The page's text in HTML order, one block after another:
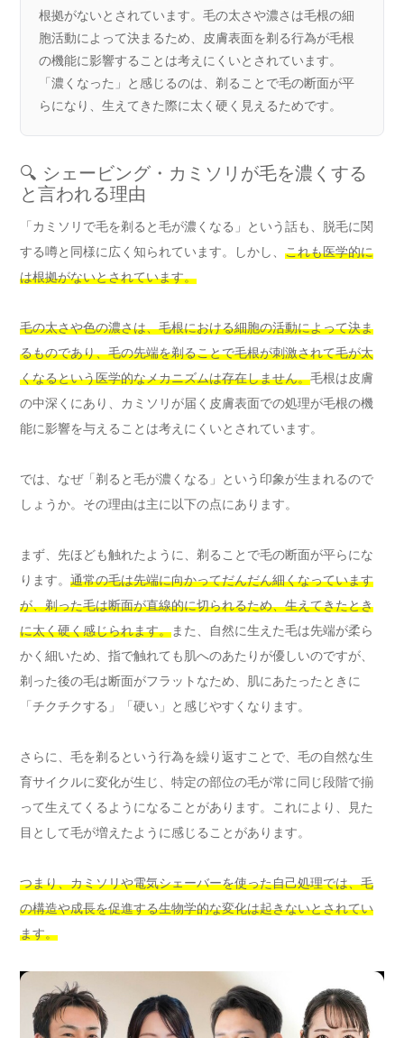
根拠がないとされています。毛の太さや濃さは毛根の細
胞活動によって決まるため、皮膚表面を剃る行為が毛根
の機能に影響することは考えにくいとされています。
「濃くなった」と感じるのは、剃ることで毛の断面が平
らになり、生えてきた際に太く硬く見えるためです。
🔍 シェービング・カミソリが毛を濃くする
と言われる理由
「カミソリで毛を剃ると毛が濃くなる」という話も、脱毛に関
する噂と同様に広く知られています。しかし、 これも医学的に
は根拠がないとされています。
毛の太さや色の濃さは、毛根における細胞の活動によって決ま
るものであり、毛の先端を剃ることで毛根が刺激されて毛が太
くなるという医学的なメカニズムは存在しません。毛根は皮膚
の中深くにあり、カミソリが届く皮膚表面での処理が毛根の機
能に影響を与えることは考えにくいとされています。
では、なぜ「剃ると毛が濃くなる」という印象が生まれるので
しょうか。その理由は主に以下の点にあります。
まず、先ほども触れたように、剃ることで毛の断面が平らにな
ります。 通常の毛は先端に向かってだんだん細くなっています
が、剃った毛は断面が直線的に切られるため、生えてきたとき
に太く硬く感じられます。また、自然に生えた毛は先端が柔ら
かく細いため、指で触れても肌へのあたりが優しいのですが、
剃った後の毛は断面がフラットなため、肌にあたったときに
「チクチクする」「硬い」と感じやすくなります。
さらに、毛を剃るという行為を繰り返すことで、毛の自然な生
育サイクルに変化が生じ、特定の部位の毛が常に同じ段階で揃
って生えてくるようになることがあります。これにより、見た
目として毛が増えたように感じることがあります。
つまり、カミソリや電気シェーバーを使った自己処理では、毛
の構造や成長を促進する生物学的な変化は起きないとされてい
ます。